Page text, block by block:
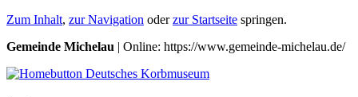
Zum Inhalt, zur Navigation oderzur Startseite springen.
Gemeinde Michelau | Online: https://www.gemeinde-michelau.de/